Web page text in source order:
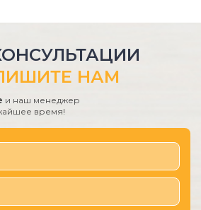
НАМ
и наш менеджер
время!